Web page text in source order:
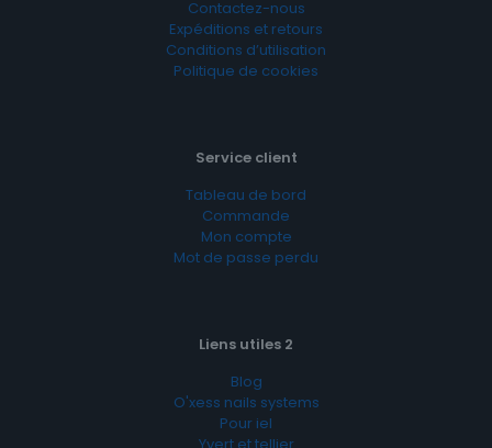
Contactez-nous
Expéditions et retours
Conditions d’utilisation
Politique de cookies
Service client
Tableau de bord
Commande
Mon compte
Mot de passe perdu
Liens utiles 2
Blog
O'xess nails systems
Pour iel
Yvert et tellier